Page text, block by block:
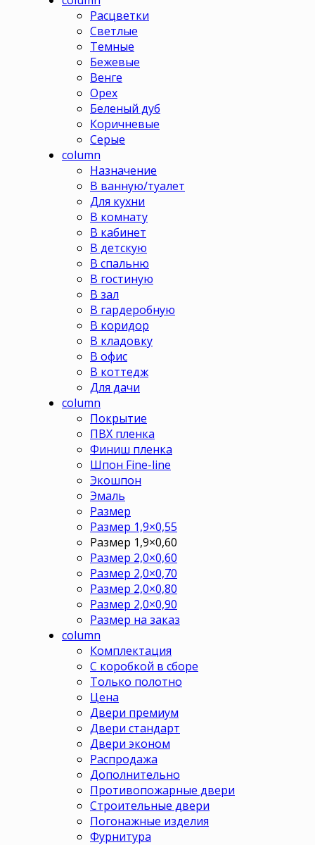
Расцветки
Светлые
Темные
Бежевые
Венге
Орех
Беленый дуб
Коричневые
Серые
column
Назначение
В ванную/туалет
Для кухни
В комнату
В кабинет
В детскую
В спальню
В гостиную
В зал
В гардеробную
В коридор
В кладовку
В офис
В коттедж
Для дачи
column
Покрытие
ПВХ пленка
Финиш пленка
Шпон Fine-line
Экошпон
Эмаль
Размер
Размер 1,9×0,55
Размер 1,9×0,60
Размер 2,0×0,60
Размер 2,0×0,70
Размер 2,0×0,80
Размер 2,0×0,90
Размер на заказ
column
Комплектация
С коробкой в сборе
Только полотно
Цена
Двери премиум
Двери стандарт
Двери эконом
Распродажа
Дополнительно
Противопожарные двери
Строительные двери
Погонажные изделия
Фурнитура